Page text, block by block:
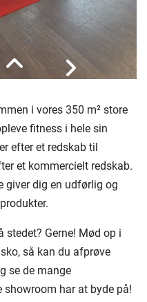
i vores 350 m² store
fitness i hele sin
efter et redskab til
et kommercielt redskab.
giver dig en udførlig og
stedet? Gerne! Mød op i
så kan du afprøve
se de mange
har at byde på!